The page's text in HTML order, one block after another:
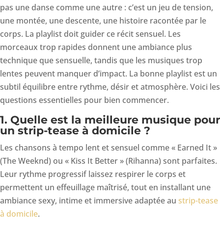
pas une danse comme une autre : c’est un jeu de tension,
une montée, une descente, une histoire racontée par le
corps. La playlist doit guider ce récit sensuel. Les
morceaux trop rapides donnent une ambiance plus
technique que sensuelle, tandis que les musiques trop
lentes peuvent manquer d’impact. La bonne playlist est un
subtil équilibre entre rythme, désir et atmosphère. Voici les
questions essentielles pour bien commencer.
1. Quelle est la meilleure musique pour
un strip-tease à domicile ?
Les chansons à tempo lent et sensuel comme « Earned It »
(The Weeknd) ou « Kiss It Better » (Rihanna) sont parfaites.
Leur rythme progressif laissez respirer le corps et
permettent un effeuillage maîtrisé, tout en installant une
ambiance sexy, intime et immersive adaptée au strip-tease
à domicile.